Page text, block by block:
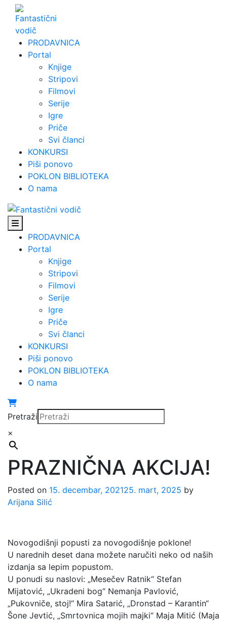
Skip
content
PRODAVNICA
Portal
Knjige
Stripovi
Filmovi
Serije
Igre
Priče
Svi članci
KONKURSI
Piši ponovo
POKLON BIBLIOTEKA
O nama
PRODAVNICA
Portal
Knjige
Stripovi
Filmovi
Serije
Igre
Priče
Svi članci
KONKURSI
Piši ponovo
POKLON BIBLIOTEKA
O nama
Pretraži
×
PRAZNIČNA AKCIJA!
Posted on 15. decembar, 202125. mart, 2025 by
Arijana Silić
Novogodišnji popusti za novogodišnje poklone!
U narednih deset dana možete naručiti neko od naših
izdanja sa lepim popustom.
U ponudi su naslovi: „Mesečev Ratnik“ Stefan
Mijatović, „Ukradeni bog“ Nemanja Pavlović,
„Pukovniče, stoj!“ Mira Satarić, „Dronstad – Karantin“
Šone Jevtić, „Smrtovnica mojih majki“ Maja Mitić (Maja